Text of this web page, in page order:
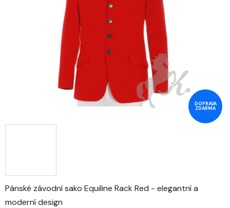
Pánské závodní sako Equiline Rack Red - elegantní a
moderní design
DOPRAVA
ZDARMA